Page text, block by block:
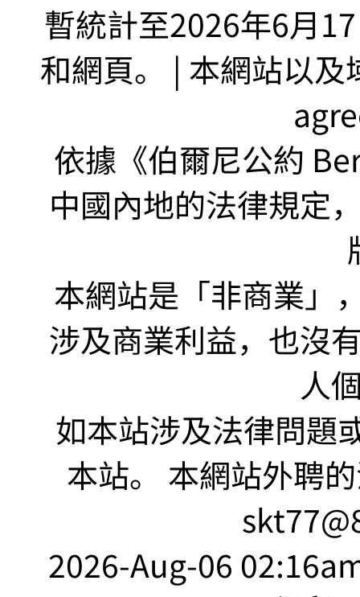
暫統計至2026年6月
和網頁。 | 本網站以
依據《伯爾尼公約
中國內地的法律規定
本網站是「非商業
涉及商業利益，也沒
人
如本站涉及法律問題
本站。 本網站外聘
2026-Aug-06